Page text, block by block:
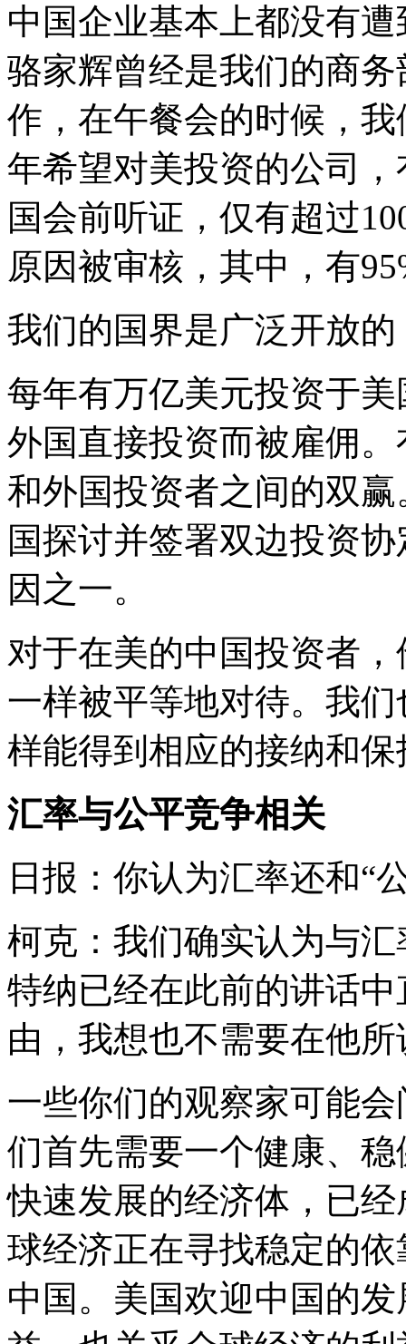
中国企业基本上都没有
骆家辉曾经是我们的商
作，在午餐会的时候，
年希望对美投资的公司
国会前听证，仅有超过
原因被审核，其中，有
我们的国界是广泛开放
每年有万亿美元投资于
外国直接投资而被雇佣
和外国投资者之间的双
国探讨并签署双边投资
因之一。
对于在美的中国投资者
一样被平等地对待。我
样能得到相应的接纳和保
汇率与公平竞争相关
日报：你认为汇率还和“
柯克：我们确实认为与
特纳已经在此前的讲话
由，我想也不需要在他
一些你们的观察家可能
们首先需要一个健康、
快速发展的经济体，已
球经济正在寻找稳定的
中国。美国欢迎中国的